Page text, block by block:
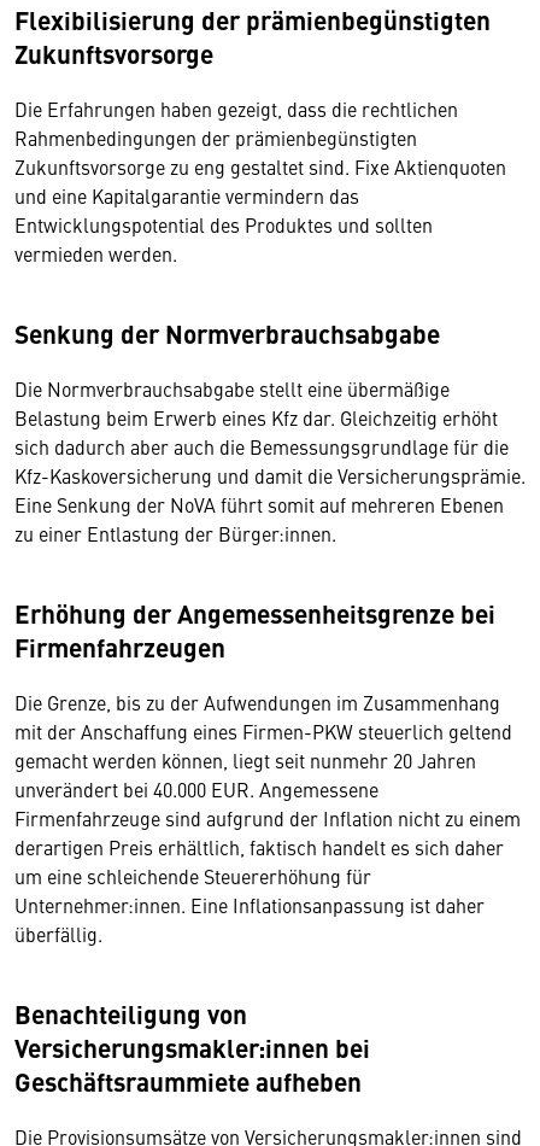
Flexibilisierung der prämienbegünstigten
Zukunftsvorsorge
Die Erfahrungen haben gezeigt, dass die rechtlichen
Rahmenbedingungen der prämienbegünstigten
Zukunftsvorsorge zu eng gestaltet sind. Fixe Aktienquoten
und eine Kapitalgarantie vermindern das
Entwicklungspotential des Produktes und sollten
vermieden werden.
Senkung der Normverbrauchsabgabe
Die Normverbrauchsabgabe stellt eine übermäßige
Belastung beim Erwerb eines Kfz dar. Gleichzeitig erhöht
sich dadurch aber auch die Bemessungsgrundlage für die
Kfz-Kaskoversicherung und damit die Versicherungsprämie.
Eine Senkung der NoVA führt somit auf mehreren Ebenen
zu einer Entlastung der Bürger:innen.
Erhöhung der Angemessenheitsgrenze bei
Firmenfahrzeugen
Die Grenze, bis zu der Aufwendungen im Zusammenhang
mit der Anschaffung eines Firmen-PKW steuerlich geltend
gemacht werden können, liegt seit nunmehr 20 Jahren
unverändert bei 40.000 EUR. Angemessene
Firmenfahrzeuge sind aufgrund der Inflation nicht zu einem
derartigen Preis erhältlich, faktisch handelt es sich daher
um eine schleichende Steuererhöhung für
Unternehmer:innen. Eine Inflationsanpassung ist daher
überfällig.
Benachteiligung von
Versicherungsmakler:innen bei
Geschäftsraummiete aufheben
Die Provisionsumsätze von Versicherungsmakler:innen sind